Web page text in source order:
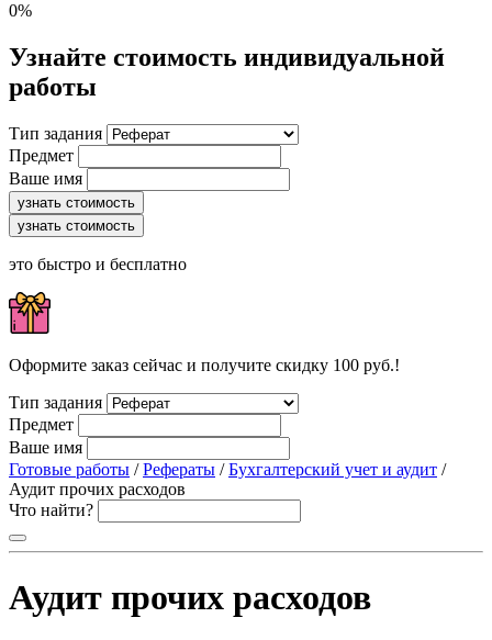
0%
Узнайте стоимость индивидуальной
работы
Тип задания
Предмет
Ваше имя
узнать стоимость
узнать стоимость
это быстро и бесплатно
Оформите заказ сейчас и получите скидку 100 руб.!
Тип задания
Предмет
Ваше имя
Готовые работы /Рефераты /Бухгалтерский учет и аудит /
Аудит прочих расходов
Что найти?
Аудит прочих расходов